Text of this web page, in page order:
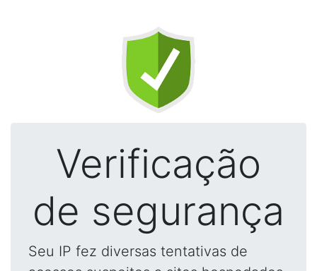
Verificação
de segurança
Seu IP fez diversas tentativas de